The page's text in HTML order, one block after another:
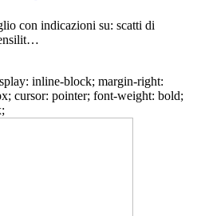
con indicazioni su: scatti di
inline-block; margin-right:
cursor: pointer; font-weight: bold;